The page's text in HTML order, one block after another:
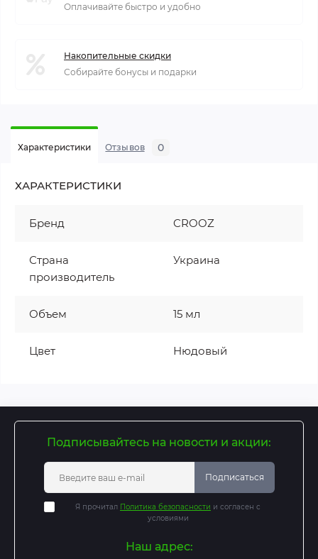
Оплачивайте быстро и удобно
Накопительные скидки
Собирайте бонусы и подарки
Характеристики Отзывов 0
ХАРАКТЕРИСТИКИ
Бренд CROOZ
Страна
производитель
Украина
Объем 15 мл
Цвет Нюдовый
Подписывайтесь на новости и акции:
Подписаться
Я прочитал Политика безопасности и согласен с
условиями
Наш адрес: